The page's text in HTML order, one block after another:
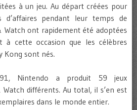
à un jeu. Au départ créées pour
d’affaires pendant leur temps de
ont rapidement été adoptées
à cette occasion que les célèbres
Kong sont nés.
Nintendo a produit 59 jeux
différents. Au total, il s’en est
dans le monde entier.